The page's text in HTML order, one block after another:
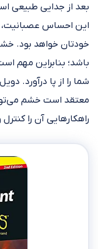
بعد از جدایی طبیعی
این احساس عصبانیت،
خودتان خواهد بود.
باشد؛ بنابراین مهم
شما را از پا درآورد.
معتقد است خشم
راهکارهایی آن را